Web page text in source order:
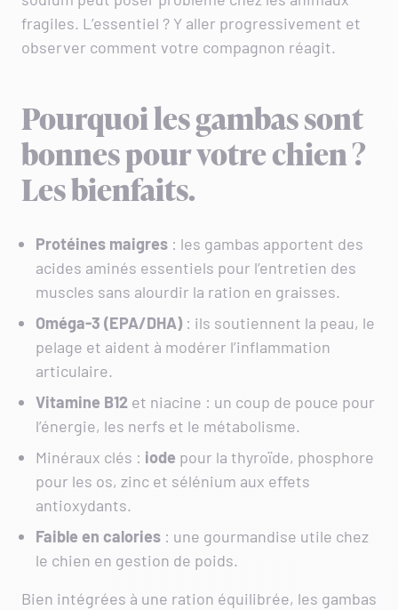
fragiles. L’essentiel ? Y aller progressivement et
observer comment votre compagnon réagit.
Pourquoi les gambas sont
bonnes pour votre chien ?
Les bienfaits.
Protéines maigres : les gambas apportent des
acides aminés essentiels pour l’entretien des
muscles sans alourdir la ration en graisses.
Oméga-3 (EPA/DHA) : ils soutiennent la peau, le
pelage et aident à modérer l’inflammation
articulaire.
Vitamine B12 et niacine : un coup de pouce pour
l’énergie, les nerfs et le métabolisme.
Minéraux clés : iode pour la thyroïde, phosphore
pour les os, zinc et sélénium aux effets
antioxydants.
Faible en calories : une gourmandise utile chez
le chien en gestion de poids.
Bien intégrées à une ration équilibrée, les gambas